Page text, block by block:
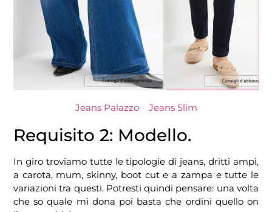
Jeans Palazzo Jeans Slim
Requisito 2: Modello.
In giro troviamo tutte le tipologie di jeans, dritti ampi,
a carota, mum, skinny, boot cut e a zampa e tutte le
variazioni tra questi. Potresti quindi pensare: una volta
che so quale mi dona poi basta che ordini quello on